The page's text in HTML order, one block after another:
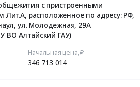
с пристроенными
Лит.А, расположенное по адресу: РФ,
ул. Молодежная, 29А
ВО Алтайский ГАУ)
Начальная цена, ₽
346 713 014